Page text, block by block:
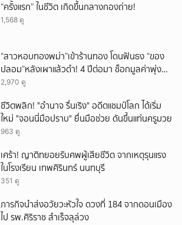
“ครั้งแรก” ในชีวิต เกิดขึ้นกลางกองถ่าย!
1,568 ดู
“สาวหอบทองพม่า”เข้าร้านทอง โดนฟันธง “ของ
ปลอม”หลังเผาแล้วดำ! 4 ปีต่อมา ช็อกมูลค่าพุ่ง
มหาศาล!
2,970 ดู
ชีวิตพลิก! "อำนาจ รื่นเริง" อดีตแชมป์โลก ได้เริ่ม
ใหม่ "จอนนี่มือปราบ" ยื่นมือช่วย ดันขึ้นแท่นครูมวย
963 ดู
เศร้า! ญาติทยอยรับศพผู้เสียชีวิต จากเหตุรุนแรง
ในโรงเรียน เทพศิรินทร์ นนทบุรี
351 ดู
ภารกิจนำส่งอวัยวะหัวใจ ดวงที่ 184 จากดอนเมือง
ไป รพ.ศิริราช สำเร็จลุล่วง